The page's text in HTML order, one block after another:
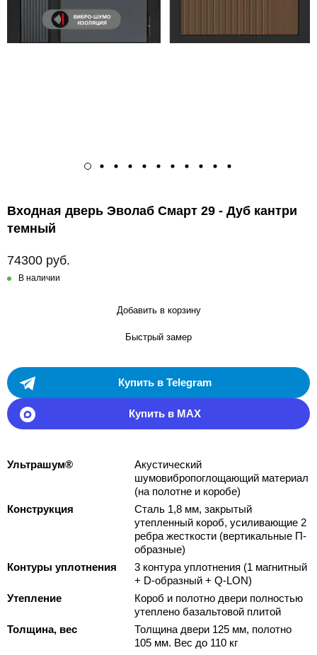
Входная дверь Эволаб Смарт 29 - Дуб кантри
темный
74300 руб.
В наличии
Добавить в корзину
Быстрый замер
Купить в Telegram
Купить в MAX
Ультрашум®
Акустический
шумовибропоглощающий материал
(на полотне и коробе)
Конструкция
Сталь 1,8 мм, закрытый
утепленный короб, усиливающие 2
ребра жесткости (вертикальные П-
образные)
Контуры уплотнения
3 контура уплотнения (1 магнитный
+ D-образный + Q-LON)
Утепление
Короб и полотно двери полностью
утеплено базальтовой плитой
Толщина, вес
Толщина двери 125 мм, полотно
105 мм. Вес до 110 кг